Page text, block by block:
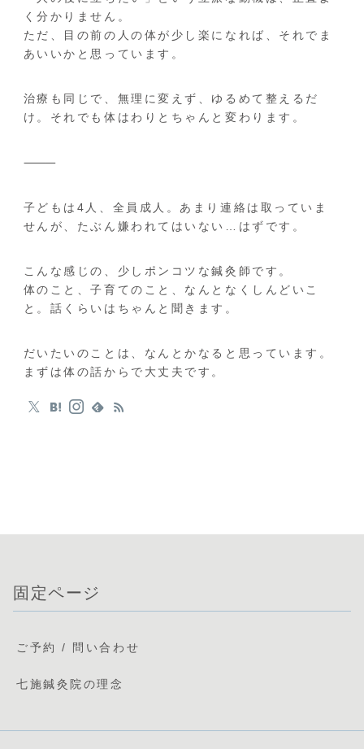
く分かりません。
ただ、目の前の人の体が少し楽になれば、それでま
あいいかと思っています。
治療も同じで、無理に変えず、ゆるめて整えるだ
け。それでも体はわりとちゃんと変わります。
⸻
子どもは4人、全員成人。あまり連絡は取っていま
せんが、たぶん嫌われてはいない…はずです。
こんな感じの、少しポンコツな鍼灸師です。
体のこと、子育てのこと、なんとなくしんどいこ
と。話くらいはちゃんと聞きます。
だいたいのことは、なんとかなると思っています。
まずは体の話からで大丈夫です。
固定ページ
ご予約 / 問い合わせ
七施鍼灸院の理念